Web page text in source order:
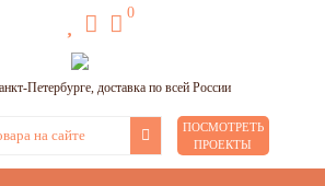
0
Петербурге, доставка по всей России
ПОСМОТРЕТЬ
ПРОЕКТЫ